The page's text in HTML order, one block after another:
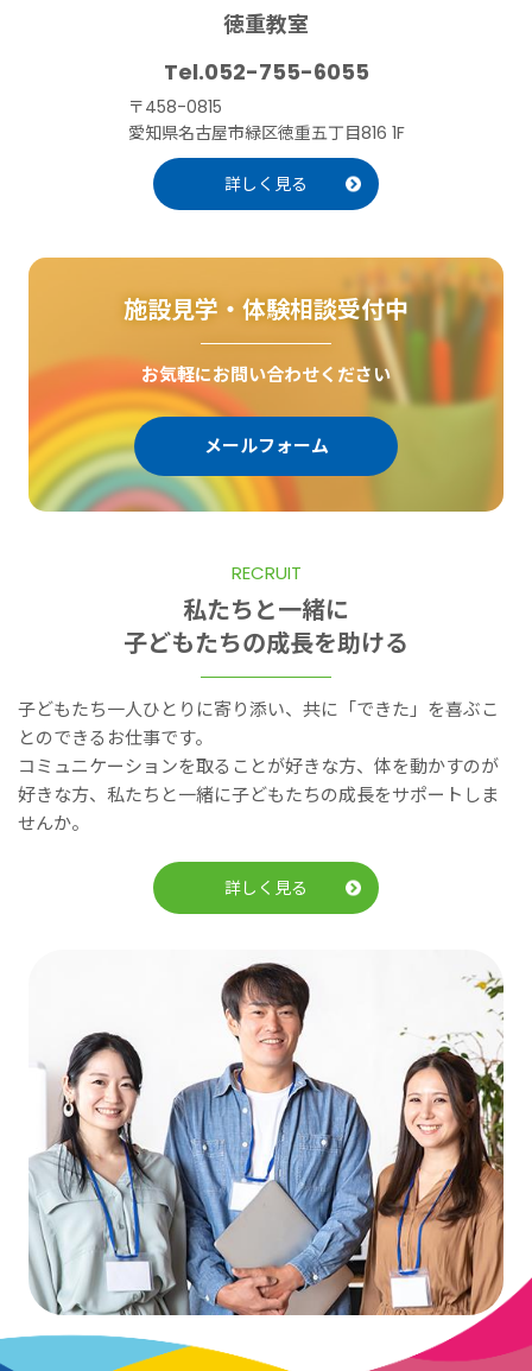
徳重教室
052-755-6055
〒458-0815
愛知県名古屋市緑区徳重五丁目816 1F
詳しく見る
施設見学・体験相談受付中
お気軽にお問い合わせください
メールフォーム
RECRUIT
私たちと一緒に
子どもたちの成長を助ける
子どもたち一人ひとりに寄り添い、共に「できた」を喜ぶこ
とのできるお仕事です。
コミュニケーションを取ることが好きな方、体を動かすのが
好きな方、私たちと一緒に子どもたちの成長をサポートしま
せんか。
詳しく見る